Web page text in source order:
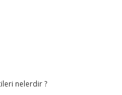
nelerdir ?